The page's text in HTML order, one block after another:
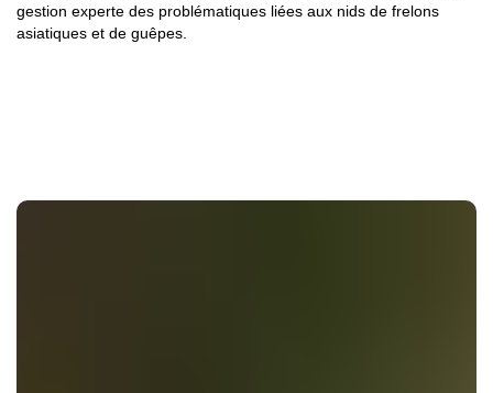
gestion experte des problématiques liées aux nids de frelons
asiatiques et de guêpes.